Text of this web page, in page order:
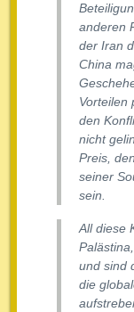
anderen
der Iran
China
Vorteilen
den
nicht
Preis,
seiner
sein.
All diese
und sind
die